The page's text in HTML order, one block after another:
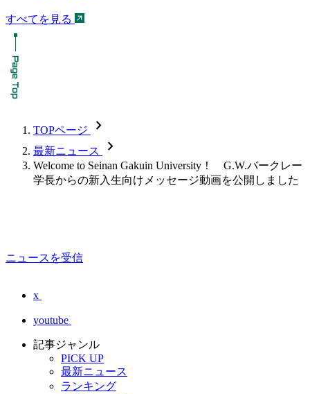
すべてを見る
TOPページ chevron_forward
最新ニュース chevron_forward
Welcome to Seinan Gakuin University！ G.W.バークレー
学長からの新入生向けメッセージ動画を公開しました
ニュースを受信
x
youtube
記事ジャンル
PICK UP
最新ニュース
ランキング